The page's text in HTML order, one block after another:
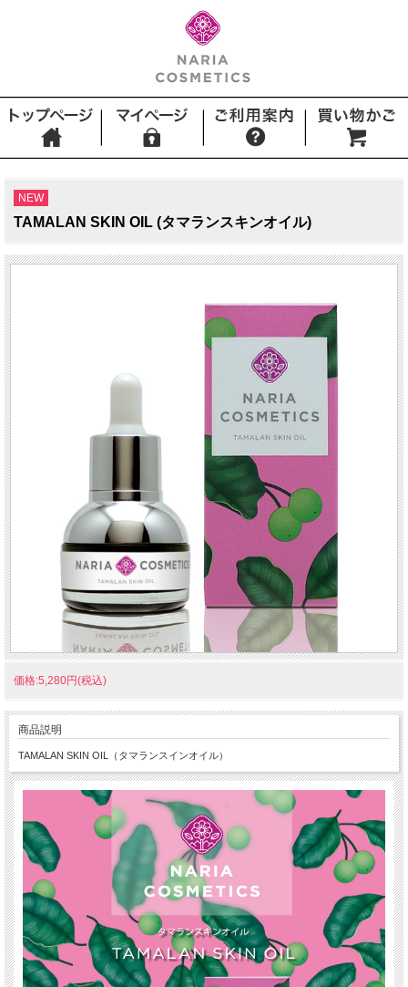
NEW
TAMALAN SKIN OIL (タマランスキンオイル)
価格:5,280円(税込)
商品説明
TAMALAN SKIN OIL（タマランスインオイル）